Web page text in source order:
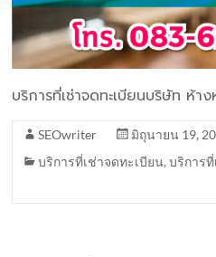
บริการที่เช่าจดทะเบียนบริษัท ห้า
SEOwriter
มิถุนายน 19,
บริการที่เช่าจดทะเบียน,บริการ